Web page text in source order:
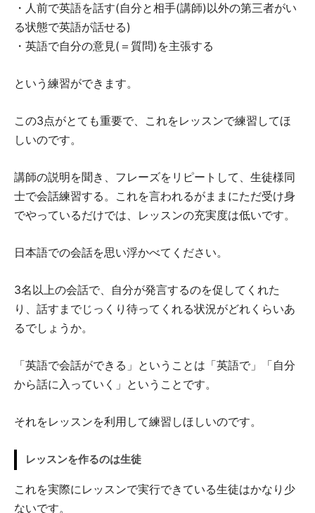
・人前で英語を話す(自分と相手(講師)以外の第三者がい
る状態で英語が話せる)
・英語で自分の意見(＝質問)を主張する
という練習ができます。
この3点がとても重要で、これをレッスンで練習してほ
しいのです。
講師の説明を聞き、フレーズをリピートして、生徒様同
士で会話練習する。これを言われるがままにただ受け身
でやっているだけでは、レッスンの充実度は低いです。
日本語での会話を思い浮かべてください。
3名以上の会話で、自分が発言するのを促してくれた
り、話すまでじっくり待ってくれる状況がどれくらいあ
るでしょうか。
「英語で会話ができる」ということは「英語で」「自分
から話に入っていく」ということです。
それをレッスンを利用して練習しほしいのです。
レッスンを作るのは生徒
これを実際にレッスンで実行できている生徒はかなり少
ないです。